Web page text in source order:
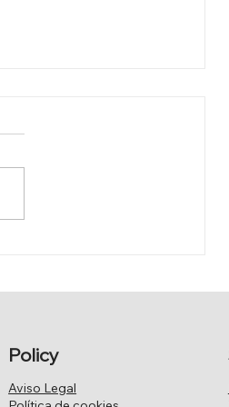
Aviso Legal
Policy